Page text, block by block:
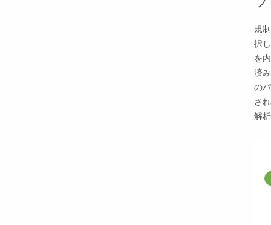
規
択
を
済
の
さ
解